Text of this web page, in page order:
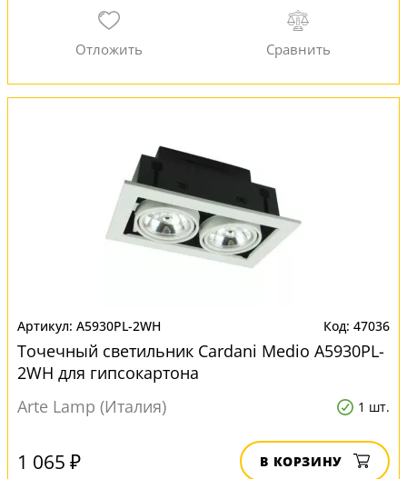
A5930PL-2WH 47036
Точечный светильник Cardani Medio A5930PL-
2WH для гипсокартона
Arte Lamp (Италия)
1 шт.
1 065 ₽ В КОРЗИНУ